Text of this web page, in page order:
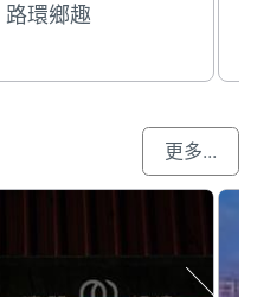
路環鄉趣
更多...